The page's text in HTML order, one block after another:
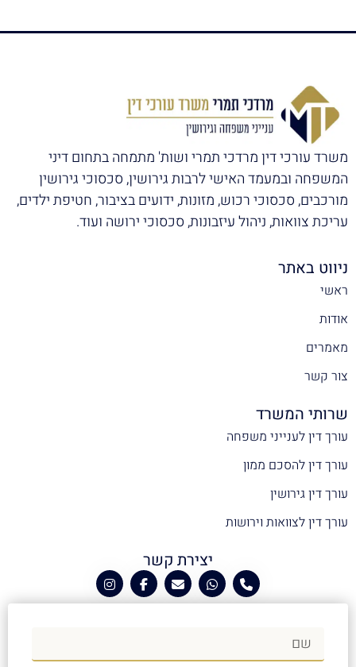
משרד עורכי דין מרדכי תמרי ושות' מתמחה בתחום דיני
המשפחה ובמעמד האישי לרבות גירושין, סכסוכי גירושין
מורכבים, סכסוכי רכוש, מזונות, ידועים בציבור, חטיפת ילדים,
עריכת צוואות, ניהול עיזבונות, סכסוכי ירושה ועוד.
ניווט באתר
ראשי
אודות
מאמרים
צור קשר
שרותי המשרד
עורך דין לענייני משפחה
עורך דין להסכם ממון
עורך דין גירושין
עורך דין לצוואות וירושות
יצירת קשר